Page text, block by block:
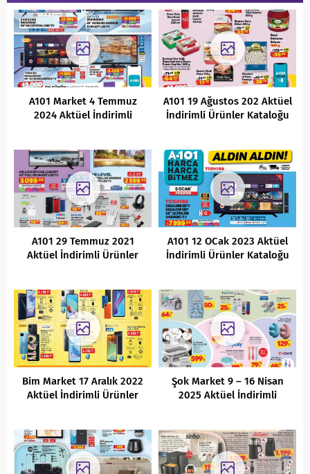
A101 Market 4 Temmuz
2024 Aktüel İndirimli
A101 19 Ağustos 202 Aktüel
İndirimli Ürünler Kataloğu
A101 29 Temmuz 2021
Aktüel İndirimli Ürünler
A101 12 OCak 2023 Aktüel
İndirimli Ürünler Kataloğu
Bim Market 17 Aralık 2022
Aktüel İndirimli Ürünler
Şok Market 9 – 16 Nisan
2025 Aktüel İndirimli